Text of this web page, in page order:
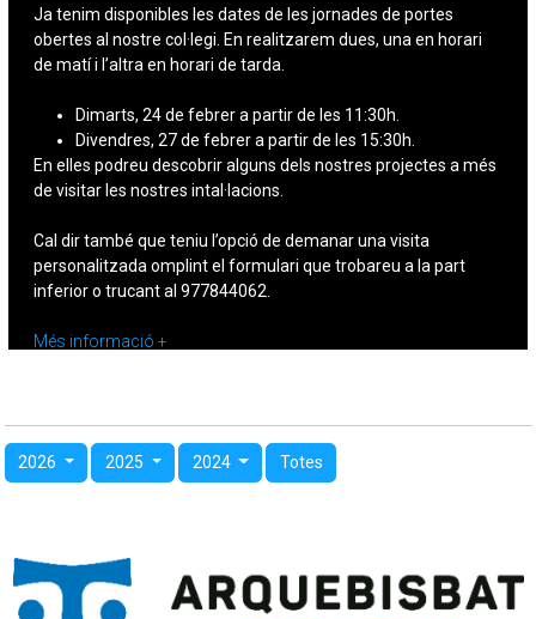
Ja tenim disponibles les dates de les jornades de portes
obertes al nostre col·legi. En realitzarem dues, una en horari
de matí i l’altra en horari de tarda.
Dimarts, 24 de febrer a partir de les 11:30h.
Divendres, 27 de febrer a partir de les 15:30h.
En elles podreu descobrir alguns dels nostres projectes a més
de visitar les nostres intal·lacions.
Cal dir també que teniu l’opció de demanar una visita
personalitzada omplint el formulari que trobareu a la part
inferior o trucant al 977844062.
Més informació +
2026 2025 2024 Totes